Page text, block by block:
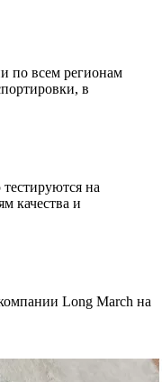
по всем регионам
в
на
качества и
Long March на